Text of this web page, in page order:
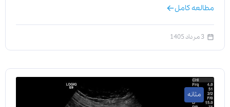
مطالعه کامل
3 مرداد 1405
مثانه